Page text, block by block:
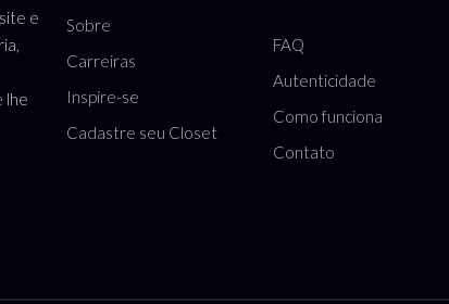
e
lhe
Sobre
Carreiras
Inspire-se
Cadastre seu Closet
FAQ
Autenticidade
Como funciona
Contato